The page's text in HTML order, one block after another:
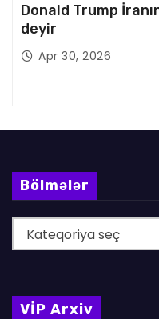
Donald Trump
deyir
Apr 30, 2026
Bölmələr
ö
m
VİP Arxiv